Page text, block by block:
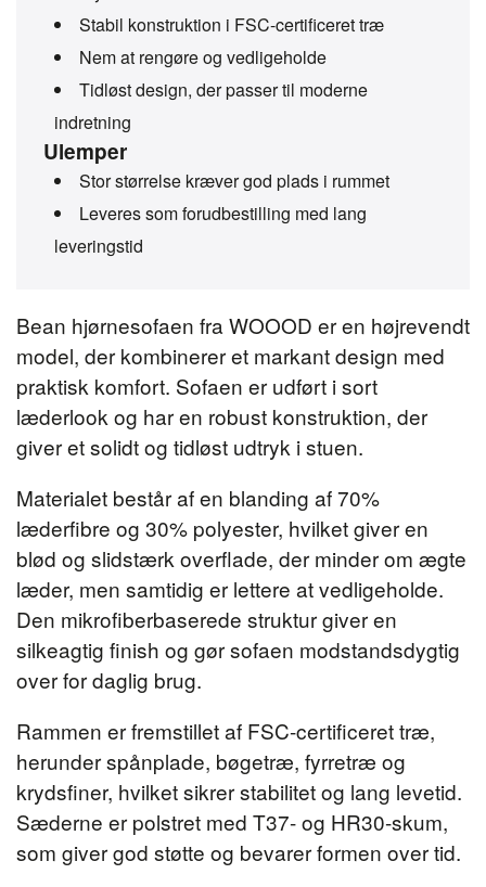
Bean hjørnesofaen fra WOOOD er en højrevendt
model, der kombinerer et markant design med
praktisk komfort. Sofaen er udført i sort
læderlook og har en robust konstruktion, der
giver et solidt og tidløst udtryk i stuen.
Materialet består af en blanding af 70%
læderfibre og 30% polyester, hvilket giver en
blød og slidstærk overflade, der minder om ægte
læder, men samtidig er lettere at vedligeholde.
Den mikrofiberbaserede struktur giver en
silkeagtig finish og gør sofaen modstandsdygtig
over for daglig brug.
Rammen er fremstillet af FSC-certificeret træ,
herunder spånplade, bøgetræ, fyrretræ og
krydsfiner, hvilket sikrer stabilitet og lang levetid.
Sæderne er polstret med T37- og HR30-skum,
som giver god støtte og bevarer formen over tid.
Stabil konstruktion i FSC-certificeret træ
Nem at rengøre og vedligeholde
Tidløst design, der passer til moderne
indretning
Ulemper
Stor størrelse kræver god plads i rummet
Leveres som forudbestilling med lang
leveringstid